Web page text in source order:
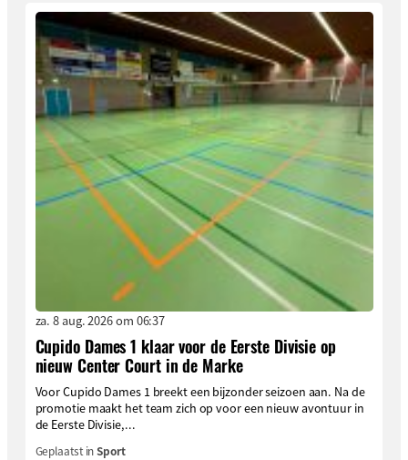
za. 8 aug. 2026 om 06:37
Cupido Dames 1 klaar voor de Eerste Divisie op
nieuw Center Court in de Marke
Voor Cupido Dames 1 breekt een bijzonder seizoen aan. Na de
promotie maakt het team zich op voor een nieuw avontuur in
de Eerste Divisie,...
Geplaatst inSport